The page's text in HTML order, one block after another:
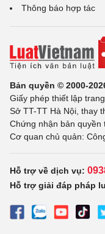
Thông báo hợp tác
Bản quyền © 2000-
Giấy phép thiết lập
Sở TT-TT Hà Nội, thay
Chứng nhận bản quyền
Cơ quan chủ quản:
Hỗ trợ về dịch vụ:
Hỗ trợ giải đáp pháp